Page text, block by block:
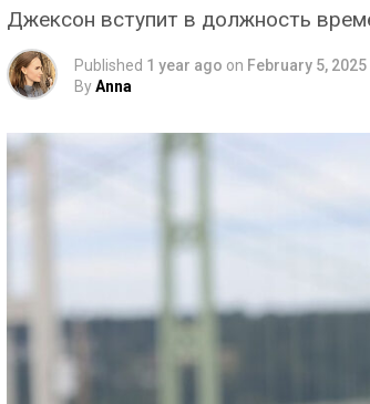
Джексон вступит в должность
Published 1 year ago on February 5, 2025
ByAnna